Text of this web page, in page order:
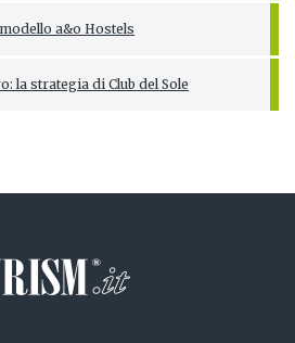
a&o Hostels
la strategia di Club del Sole